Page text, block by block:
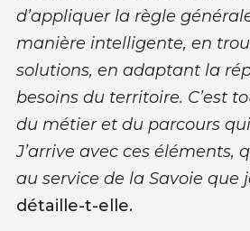
d’appliquer la règle
manière intelligente, en
solutions, en adaptant la
besoins du territoire. C’est
du métier et du parcours
J’arrive avec ces éléments,
au service de la Savoie que
détaille-t-elle.